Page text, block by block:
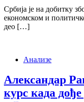
Србија је на добитку
економском и
део […]
Анализе
Александар
курс када